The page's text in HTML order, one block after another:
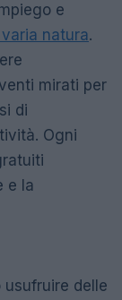
e
natura.
mirati per
di
Ogni
e la
usufruire delle